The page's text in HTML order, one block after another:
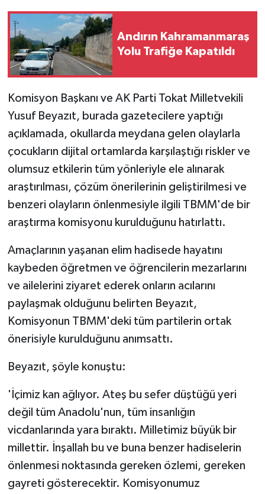
Andırın Kahramanmaraş
Yolu Trafiğe Kapatıldı
Komisyon Başkanı ve AK Parti Tokat Milletvekili
Yusuf Beyazıt, burada gazetecilere yaptığı
açıklamada, okullarda meydana gelen olaylarla
çocukların dijital ortamlarda karşılaştığı riskler ve
olumsuz etkilerin tüm yönleriyle ele alınarak
araştırılması, çözüm önerilerinin geliştirilmesi ve
benzeri olayların önlenmesiyle ilgili TBMM'de bir
araştırma komisyonu kurulduğunu hatırlattı.
Amaçlarının yaşanan elim hadisede hayatını
kaybeden öğretmen ve öğrencilerin mezarlarını
ve ailelerini ziyaret ederek onların acılarını
paylaşmak olduğunu belirten Beyazıt,
Komisyonun TBMM'deki tüm partilerin ortak
önerisiyle kurulduğunu anımsattı.
Beyazıt, şöyle konuştu:
'İçimiz kan ağlıyor. Ateş bu sefer düştüğü yeri
değil tüm Anadolu'nun, tüm insanlığın
vicdanlarında yara bıraktı. Milletimiz büyük bir
millettir. İnşallah bu ve buna benzer hadiselerin
önlenmesi noktasında gereken özlemi, gereken
gayreti gösterecektir. Komisyonumuz